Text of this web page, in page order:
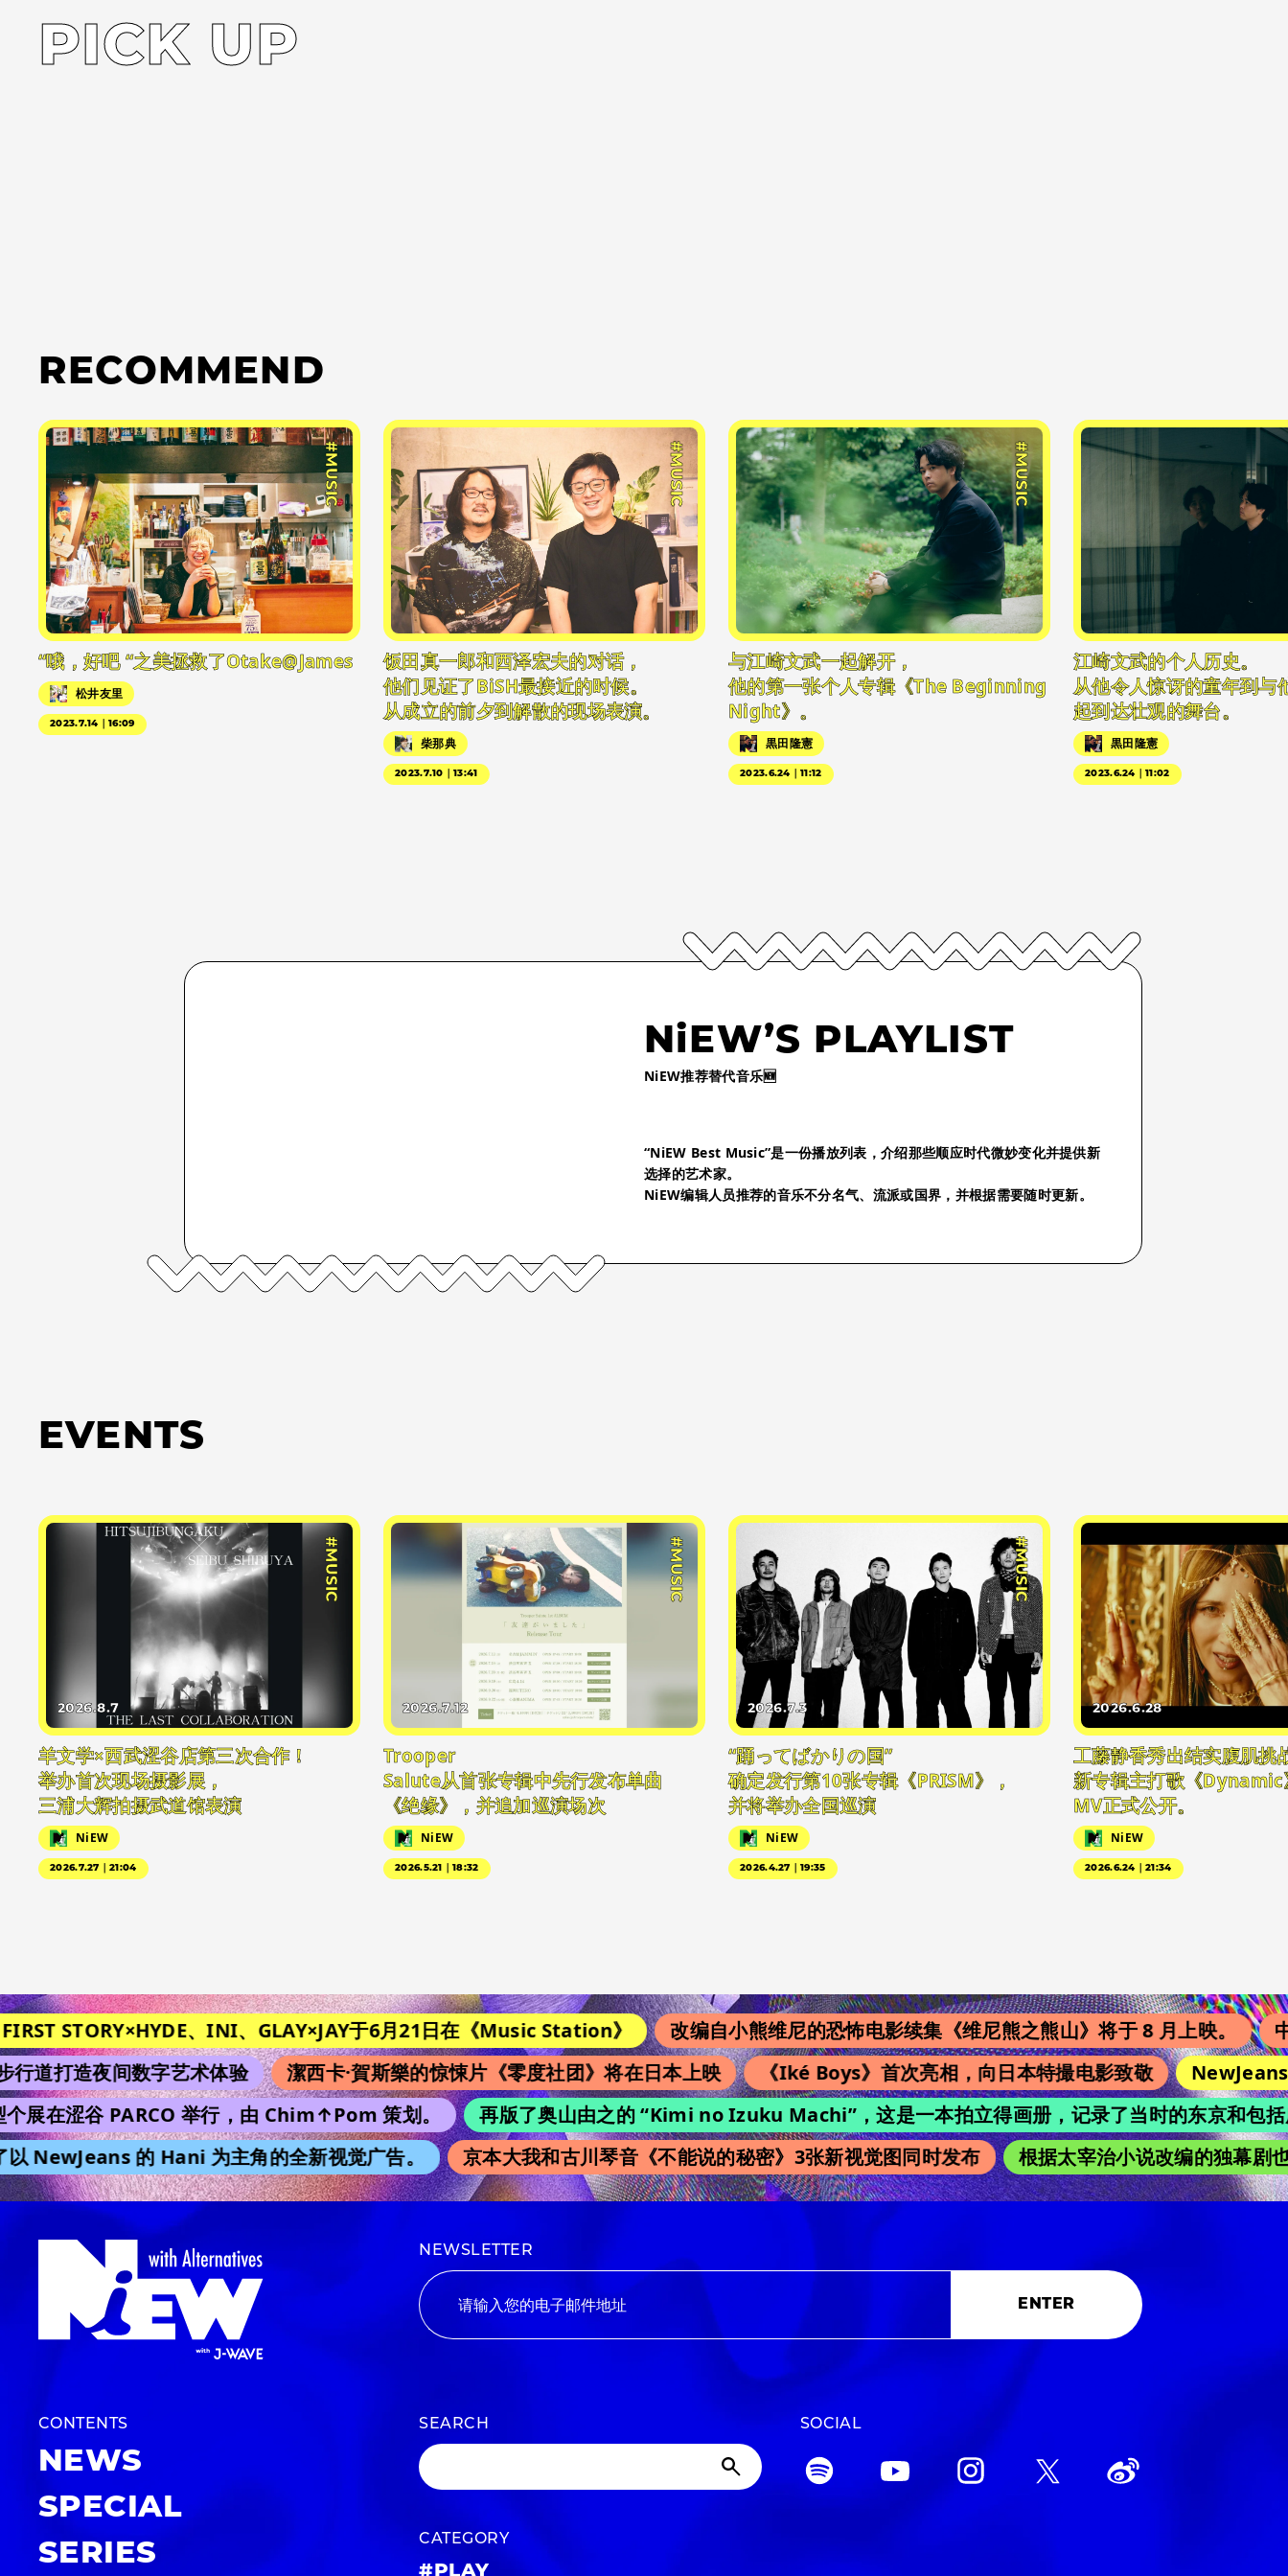
PICK UP
RECOMMEND
#MUSIC
“哦，好吧 “之美拯救了Otake@James
松井友里
2023.7.14｜16:09
#MUSIC
饭田真一郎和西泽宏夫的对话，
他们见证了BiSH最接近的时候。
从成立的前夕到解散的现场表演。
柴那典
2023.7.10｜13:41
#MUSIC
与江崎文武一起解开，
他的第一张个人专辑《The Beginning
Night》。
黒田隆憲
2023.6.24｜11:12
江崎文武的个人历史。
从他令人惊讶的童年到与
起到达壮观的舞台。
黒田隆憲
2023.6.24｜11:02
NiEW’S PLAYLIST
NiEW推荐替代音乐🆕
“NiEW Best Music”是一份播放列表，介绍那些顺应时代微妙变化并提供新
选择的艺术家。
NiEW编辑人员推荐的音乐不分名气、流派或国界，并根据需要随时更新。
EVENTS
#MUSIC
2026.8.7
羊文学×西武涩谷店第三次合作！
举办首次现场摄影展，
三浦大辉拍摄武道馆表演
NiEW
2026.7.27｜21:04
#MUSIC
2026.7.12
Trooper
Salute从首张专辑中先行发布单曲
《绝缘》，并追加巡演场次
NiEW
2026.5.21｜18:32
#MUSIC
2026.7.3
“踊ってばかりの国”
确定发行第10张专辑《PRISM》，
并将举办全国巡演
NiEW
2026.4.27｜19:35
2026.6.28
工藤静香秀出结实腹肌挑
新专辑主打歌《Dynamic
MV正式公开。
NiEW
2026.6.24｜21:34
STORY×HYDE、INI、GLAY×JAY于6月21日在《Music Station》 改编自小熊维尼的恐怖电影续集《维尼熊之熊山》将于 8 月上映。
中
打造夜间数字艺术体验
潔西卡·賀斯樂的惊悚片《零度社团》将在日本上映 《Iké Boys》首次亮相，向日本特撮电影致敬
NewJeans
在涩谷 PARCO 举行，由 Chim↑Pom 策划。
再版了奥山由之的 “Kimi no Izuku Machi”，这是一本拍立得画册，记录了当时的东京和包括广
NewJeans 的 Hani 为主角的全新视觉广告。
京本大我和古川琴音《不能说的秘密》3张新视觉图同时发布 根据太宰治小说改编的独幕剧也
NEWSLETTER
ENTER
CONTENTS
NEWS
SPECIAL
SERIES
SEARCH
CATEGORY
#PLAY
SOCIAL